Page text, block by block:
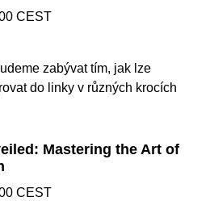
CEST
zabývat tím, jak lze
do linky v různých krocích
Mastering the Art of
CEST